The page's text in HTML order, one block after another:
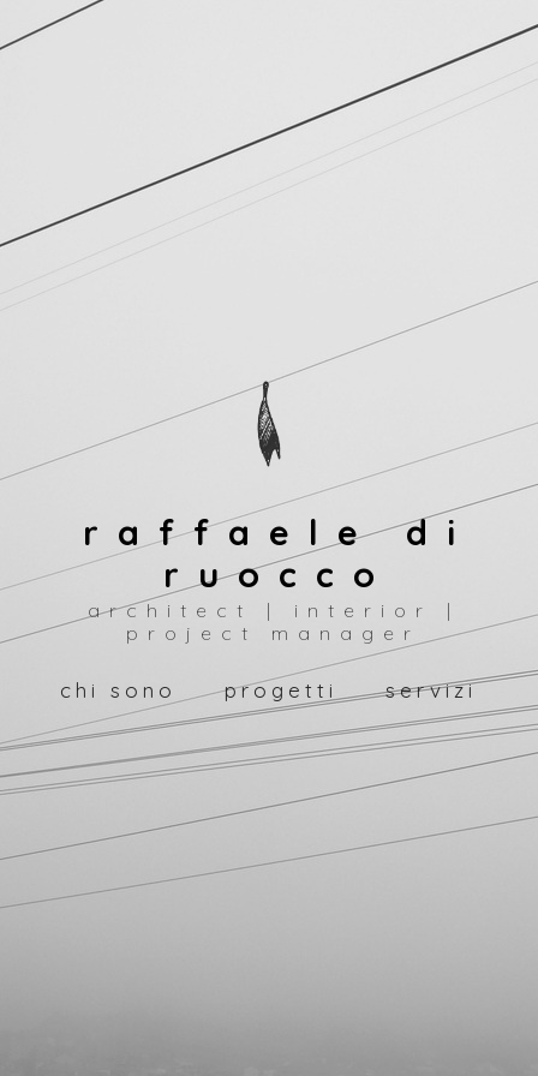
raffaele di
ruocco
architect | interior |
project manager
chi sono progetti servizi